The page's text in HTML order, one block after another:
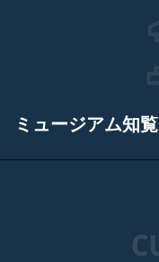
ミュージアム知覧